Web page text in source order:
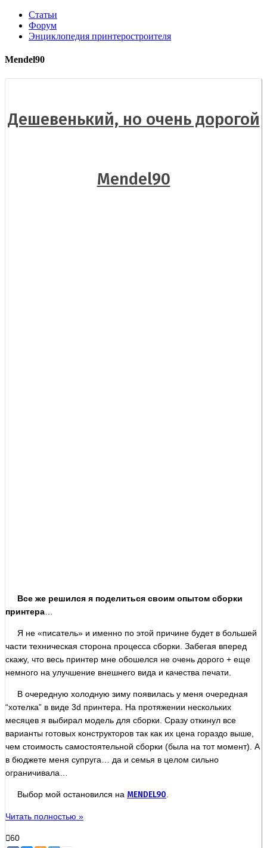
Статьи
Форум
Энциклопедия принтеростроителя
Mendel90
Дешевенький, но очень дорогой
Mendel90
Все же решился я поделиться своим опытом сборки
принтера
Я не «писатель» и именно по этой причине будет в большей
части техническая сторона процесса сборки. Забегая вперед
скажу, что весь принтер мне обошелся не очень дорого + еще
немного на улучшение внешнего вида и качества печати.
В очередную холодную зиму появилась у меня очередная
“хотелка” в виде 3d принтера. На протяжении нескольких
месяцев я выбирал модель для сборки. Сразу откинул все
варианты готовых конструкторов так как их цена гораздо выше,
чем стоимость самостоятельной сборки (была на тот момент). А
в бюджете меня супруга… да и семья в целом сильно
ограничивала…
Выбор мой остановился на MENDEL90
Читать полностью »
60